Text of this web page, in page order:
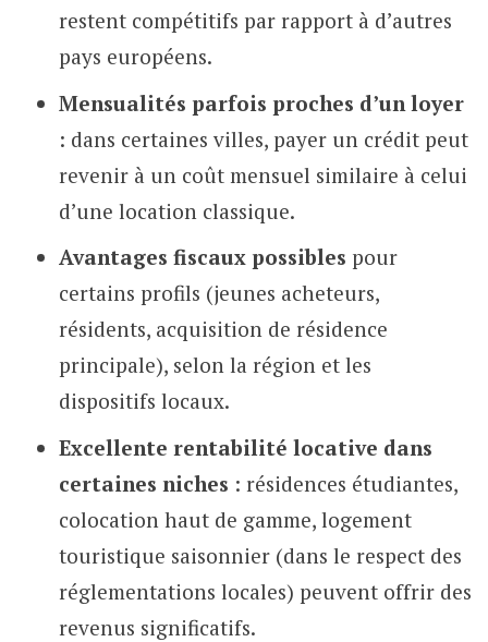
restent compétitifs par rapport à d’autres
pays européens.
Mensualités parfois proches d’un loyer
: dans certaines villes, payer un crédit peut
revenir à un coût mensuel similaire à celui
d’une location classique.
Avantages fiscaux possibles pour
certains profils (jeunes acheteurs,
résidents, acquisition de résidence
principale), selon la région et les
dispositifs locaux.
Excellente rentabilité locative dans
certaines niches : résidences étudiantes,
colocation haut de gamme, logement
touristique saisonnier (dans le respect des
réglementations locales) peuvent offrir des
revenus significatifs.